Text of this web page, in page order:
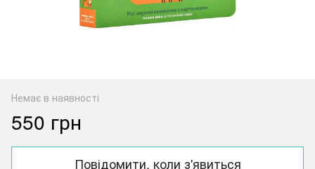
Немає в наявності
550 грн
Повідомити, коли з'явиться